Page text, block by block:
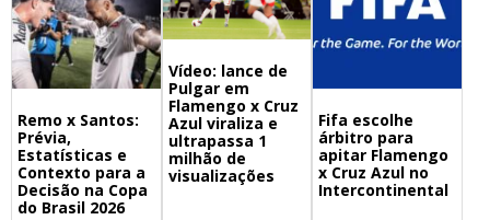
Remo x Santos:
Prévia,
Estatísticas e
Contexto para a
Decisão na Copa
do Brasil 2026
Vídeo: lance de
Pulgar em
Flamengo x Cruz
Azul viraliza e
ultrapassa 1
milhão de
visualizações
Fifa escolhe
árbitro para
apitar Flamengo
x Cruz Azul no
Intercontinental